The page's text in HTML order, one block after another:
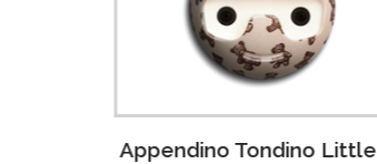
Appendino Tondino Little